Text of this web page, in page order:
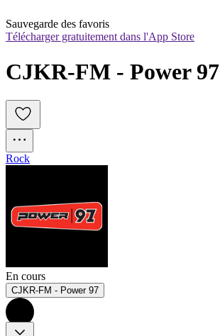
Sauvegarde des favoris
Télécharger gratuitement dans l'App Store
CJKR-FM - Power 97
Rock
En cours
CJKR-FM - Power 97